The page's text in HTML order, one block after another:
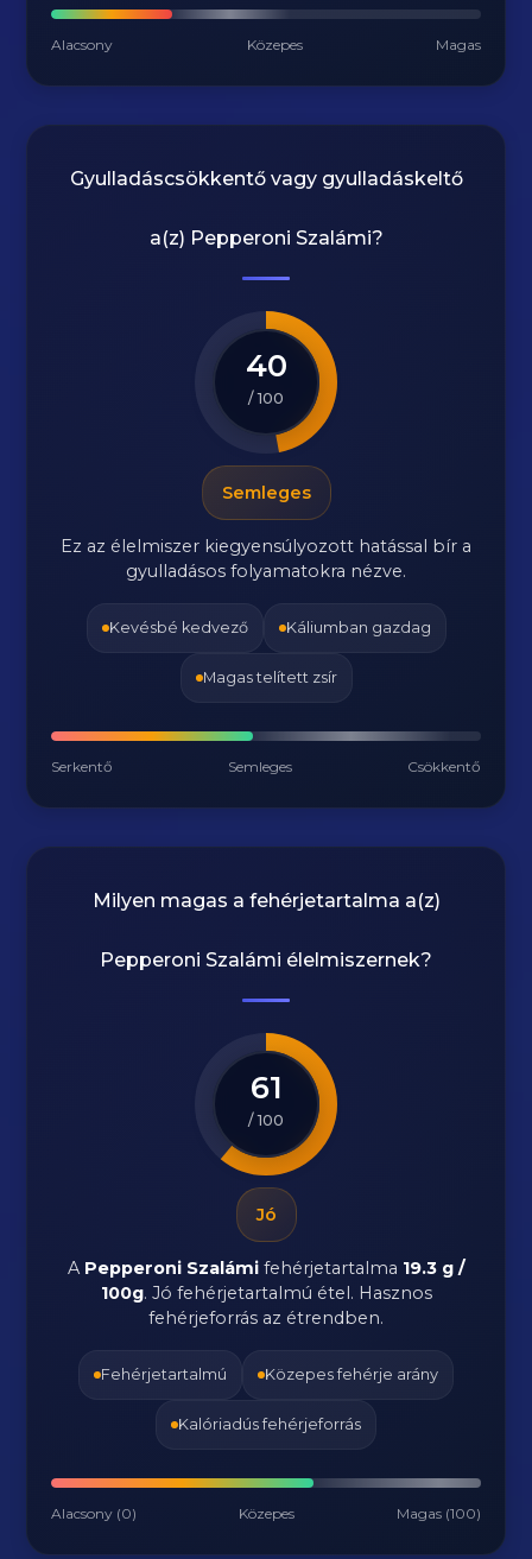
Alacsony Közepes Magas
Gyulladáscsökkentő vagy gyulladáskeltő
a(z) Pepperoni Szalámi?
40
/ 100
Semleges
Ez az élelmiszer kiegyensúlyozott hatással bír a
gyulladásos folyamatokra nézve.
Kevésbé kedvező Káliumban gazdag
Magas telített zsír
Serkentő Semleges Csökkentő
Milyen magas a fehérjetartalma a(z)
Pepperoni Szalámi élelmiszernek?
61
/ 100
Jó
A Pepperoni Szalámifehérjetartalma 19.3 g /
100g. Jó fehérjetartalmú étel. Hasznos
fehérjeforrás az étrendben.
Fehérjetartalmú Közepes fehérje arány
Kalóriadús fehérjeforrás
Alacsony (0) Közepes Magas (100)